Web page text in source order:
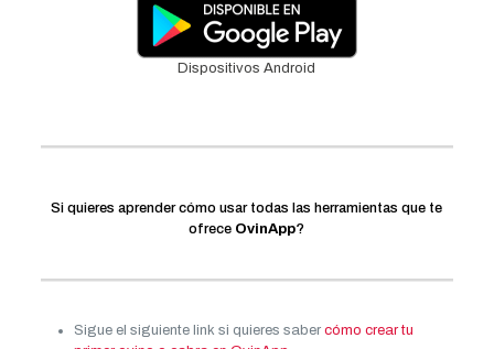
Dispositivos Android
Si quieres aprender cómo usar todas las herramientas que te
ofrece OvinApp?
Sigue el siguiente link si quieres saber cómo crear tu